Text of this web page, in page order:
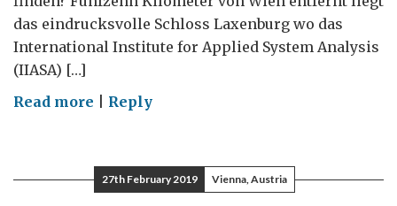
das eindrucksvolle Schloss Laxenburg wo das
International Institute for Applied System Analysis
(IIASA) […]
Read more on
und
Forschung
Reply
27th February 2019 Vienna, Austria